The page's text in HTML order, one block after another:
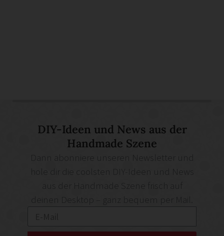
DIY-Ideen und News aus der
Handmade Szene
deinen Desktop – ganz bequem per Mail.